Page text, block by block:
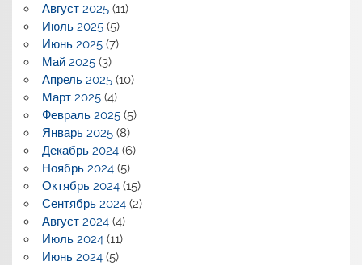
Август 2025(11)
Июль 2025(5)
Июнь 2025(7)
Май 2025(3)
Апрель 2025(10)
Март 2025(4)
Февраль 2025(5)
Январь 2025(8)
Декабрь 2024(6)
Ноябрь 2024(5)
Октябрь 2024(15)
Сентябрь 2024(2)
Август 2024(4)
Июль 2024(11)
Июнь 2024(5)